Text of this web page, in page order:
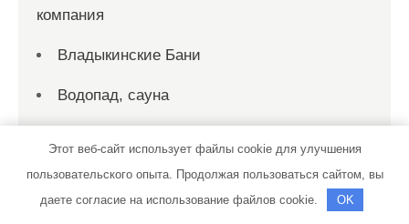
компания
Владыкинские Бани
Водопад, сауна
Волхов Моторс
Этот веб-сайт использует файлы cookie для улучшения
пользовательского опыта. Продолжая пользоваться сайтом, вы
даете согласие на использование файлов cookie.
OK